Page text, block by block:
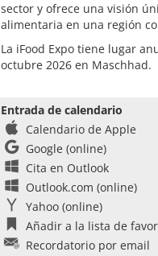
sector y ofrece una visión
alimentaria en una región
La iFood Expo tiene lugar
octubre 2026 en Maschhad.
Entrada de calendario
Calendario de Apple
Google (online)
Cita en Outlook
Outlook.com (online)
Yahoo (online)
Añadir a la lista de
Recordatorio por email